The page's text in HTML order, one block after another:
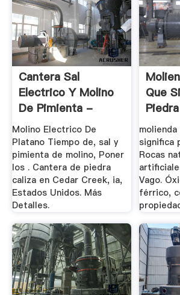
Cantera Sal
Electrico Y Molino
De Pimienta -
Water .
Molino Electrico De
Platano Tiempo de, sal y
pimienta de molino, Poner
los . Cantera de piedra
caliza en Cedar Creek, ia,
Estados Unidos. Más
Detalles.
Que
significa
Rocas
Vago.
férrico,